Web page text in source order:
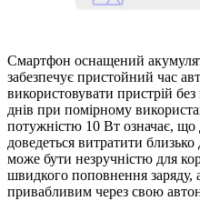
Смартфон оснащений
забезпечує пристойний час
використовувати пристрій
днів при помірному
потужністю 10 Вт означає,
доведеться витратити
може бути незручністю для
швидкого поповнення заряду,
привабливим через свою